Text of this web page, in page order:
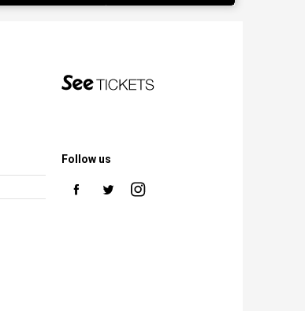
Follow us